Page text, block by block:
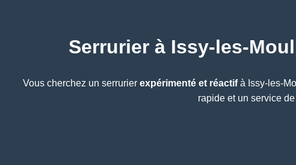
Serrurier à Issy-les-
Vous cherchez un serrurier expérimenté et réactifà Issy-les-
rapide et un service